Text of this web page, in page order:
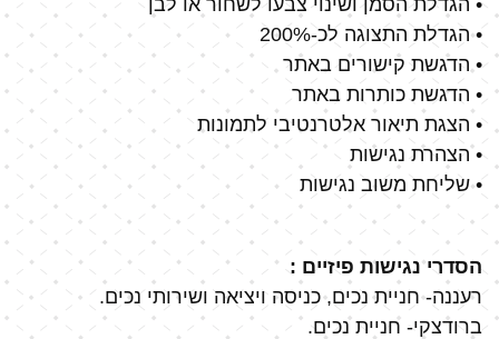
• הגדלת הסמן ושינוי צבעו לשחור או לבן
• הגדלת התצוגה לכ-200%
• הדגשת קישורים באתר
• הדגשת כותרות באתר
• הצגת תיאור אלטרנטיבי לתמונות
• הצהרת נגישות
• שליחת משוב נגישות
הסדרי נגישות פיזיים :
רעננה- חניית נכים, כניסה ויציאה ושירותי נכים.
ברודצקי- חניית נכים.